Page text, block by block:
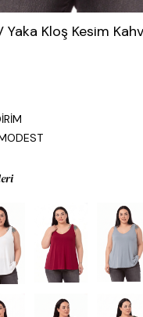
Yaka Kloş Kesim